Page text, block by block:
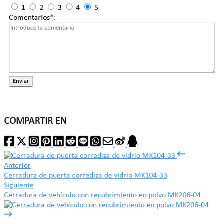
1
2 3 4
5
Comentarios*:
Enviar
COMPARTIR EN
Anterior
Cerradura de puerta corrediza de vidrio MK104-33
Siguiente
Cerradura de vehículo con recubrimiento en polvo MK206-04